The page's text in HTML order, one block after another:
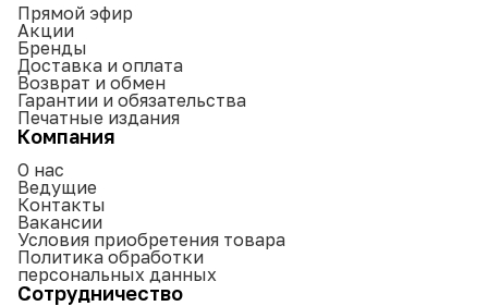
Прямой эфир
Акции
Бренды
Доставка и оплата
Возврат и обмен
Гарантии и обязательства
Печатные издания
Компания
О нас
Ведущие
Контакты
Вакансии
Условия приобретения товара
Политика обработки
персональных данных
Сотрудничество